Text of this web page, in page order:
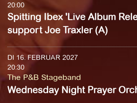
20:00
Spitting Ibex 'Live Album
support Joe Traxler (A)
DI 16. FEBRUAR 2027
20:30
The P&B Stageband
Wednesday Night Prayer